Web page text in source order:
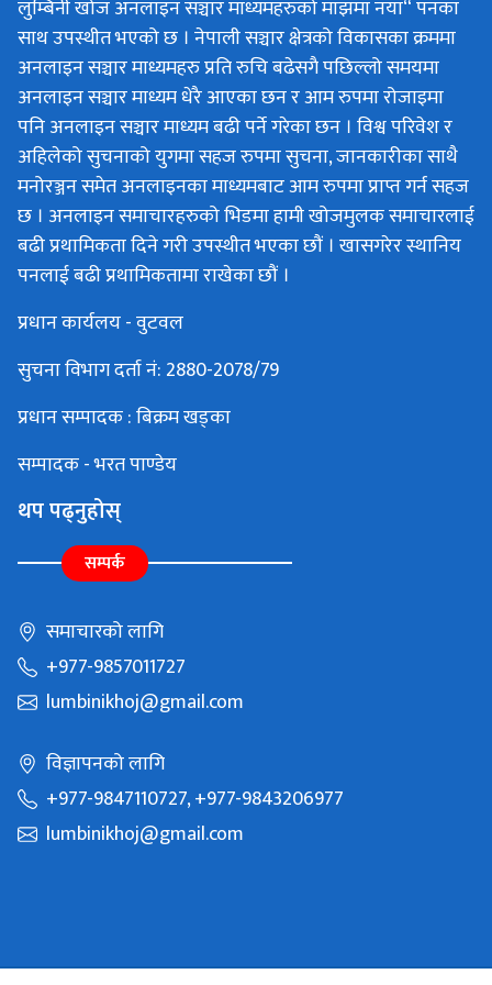
लुम्बिनी खोज अनलाइन सञ्चार माध्यमहरुको माझमा नया“ पनका
साथ उपस्थीत भएको छ । नेपाली सञ्चार क्षेत्रको विकासका क्रममा
अनलाइन सञ्चार माध्यमहरु प्रति रुचि बढेसगै पछिल्लो समयमा
अनलाइन सञ्चार माध्यम धेरै आएका छन र आम रुपमा रोजाइमा
पनि अनलाइन सञ्चार माध्यम बढी पर्ने गरेका छन । विश्व परिवेश र
अहिलेको सुचनाको युगमा सहज रुपमा सुचना, जानकारीका साथै
मनोरञ्जन समेत अनलाइनका माध्यमबाट आम रुपमा प्राप्त गर्न सहज
छ । अनलाइन समाचारहरुको भिडमा हामी खोजमुलक समाचारलाई
बढी प्रथामिकता दिने गरी उपस्थीत भएका छौं । खासगरेर स्थानिय
पनलाई बढी प्रथामिकतामा राखेका छौं ।
प्रधान कार्यलय - वुटवल
सुचना विभाग दर्ता नं: 2880-2078/79
प्रधान सम्पादक : बिक्रम खड्का
सम्पादक - भरत पाण्डेय
थप पढ्नुहोस्
सम्पर्क
समाचारको लागि
+977-9857011727
lumbinikhoj@gmail.com
विज्ञापनको लागि
+977-9847110727, +977-9843206977
lumbinikhoj@gmail.com